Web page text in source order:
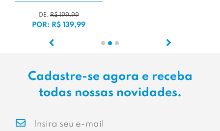
DE:R$ 199,99
POR: R$ 139,99
Cadastre-se agora e receba
todas nossas novidades.